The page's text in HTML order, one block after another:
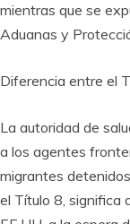
mientras que se
Aduanas y
Diferencia entre el
La autoridad de
a los agentes
migrantes
el Título 8, significa